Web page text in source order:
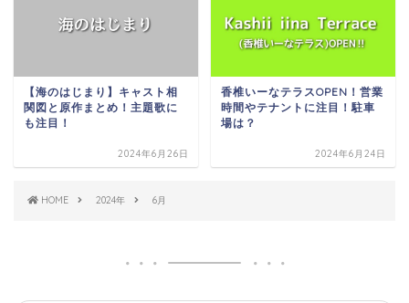
【海のはじまり】キャスト相
関図と原作まとめ！主題歌に
も注目！
2024年6月26日
香椎いーなテラスOPEN！営業
時間やテナントに注目！駐車
場は？
2024年6月24日
HOME 2024年 6月